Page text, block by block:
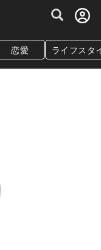
ミアムレストラン予約
恋愛 ライフスタ